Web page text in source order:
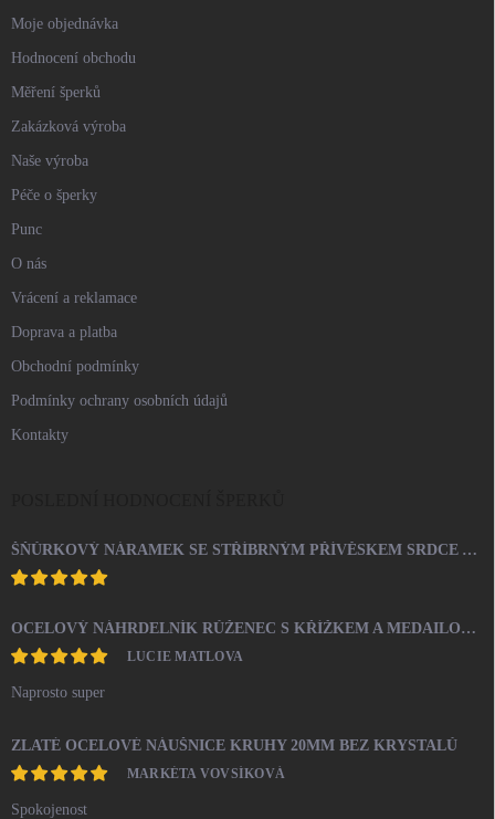
Moje objednávka
Hodnocení obchodu
Měření šperků
Zakázková výroba
Naše výroba
Péče o šperky
Punc
O nás
Vrácení a reklamace
Doprava a platba
Obchodní podmínky
Podmínky ochrany osobních údajů
Kontakty
ŠŇŮRKOVÝ NÁRAMEK SE STŘÍBRNÝM PŘÍVĚSKEM SRDCE A KRYSTALY SWAROVSKI CRYSTAL (STŘÍBRO 925/1000)
OCELOVÝ NÁHRDELNÍK RŮŽENEC S KŘÍŽKEM A MEDAILONEM
LUCIE MATLOVA
Naprosto super
ZLATÉ OCELOVÉ NÁUŠNICE KRUHY 20MM BEZ KRYSTALŮ
MARKÉTA VOVSÍKOVÁ
Spokojenost